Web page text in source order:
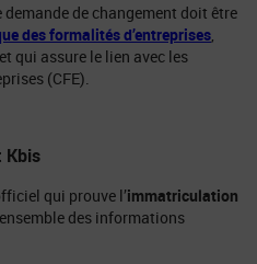
de changement doit être
des formalités d’entreprises
qui assure le lien avec les
(CFE).
Kbis
qui prouve l’immatriculation
des informations